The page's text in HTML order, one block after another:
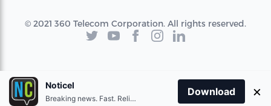
© 2021 360 Telecom Corporation. All rights reserved.
Noticel
Breaking news. Fast. Reliable.
Download ×